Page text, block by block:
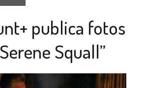
publica fotos
Squall”